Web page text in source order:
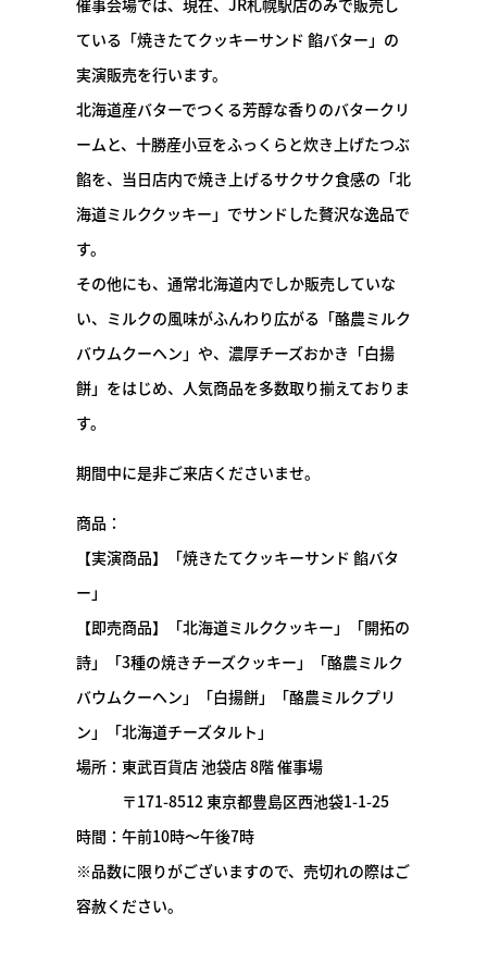
催事会場では、現在、JR札幌駅店のみで販売し
ている「焼きたてクッキーサンド 餡バター」の
実演販売を行います。
北海道産バターでつくる芳醇な香りのバタークリ
ームと、十勝産小豆をふっくらと炊き上げたつぶ
餡を、当日店内で焼き上げるサクサク食感の「北
海道ミルククッキー」でサンドした贅沢な逸品で
す。
その他にも、通常北海道内でしか販売していな
い、ミルクの風味がふんわり広がる「酪農ミルク
バウムクーヘン」や、濃厚チーズおかき「白揚
餅」をはじめ、人気商品を多数取り揃えておりま
す。
期間中に是非ご来店くださいませ。
商品：
【実演商品】「焼きたてクッキーサンド 餡バタ
ー」
【即売商品】「北海道ミルククッキー」「開拓の
詩」「3種の焼きチーズクッキー」「酪農ミルク
バウムクーヘン」「白揚餅」「酪農ミルクプリ
ン」「北海道チーズタルト」
場所：東武百貨店 池袋店 8階 催事場
〒171-8512 東京都豊島区西池袋1-1-25
時間：午前10時～午後7時
※品数に限りがございますので、売切れの際はご
容赦ください。